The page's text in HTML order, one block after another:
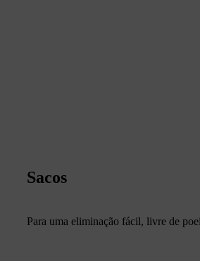
Sacos
Para uma eliminação fácil, livre de